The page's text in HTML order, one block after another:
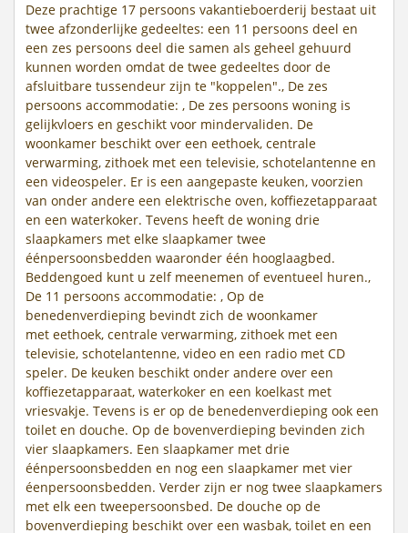
Deze prachtige 17 persoons vakantieboerderij bestaat uit
twee afzonderlijke gedeeltes: een 11 persoons deel en
een zes persoons deel die samen als geheel gehuurd
kunnen worden omdat de twee gedeeltes door de
afsluitbare tussendeur zijn te "koppelen"., De zes
persoons accommodatie: , De zes persoons woning is
gelijkvloers en geschikt voor mindervaliden. De
woonkamer beschikt over een eethoek, centrale
verwarming, zithoek met een televisie, schotelantenne en
een videospeler. Er is een aangepaste keuken, voorzien
van onder andere een elektrische oven, koffiezetapparaat
en een waterkoker. Tevens heeft de woning drie
slaapkamers met elke slaapkamer twee
éénpersoonsbedden waaronder één hooglaagbed.
Beddengoed kunt u zelf meenemen of eventueel huren.,
De 11 persoons accommodatie: , Op de
benedenverdieping bevindt zich de woonkamer
met eethoek, centrale verwarming, zithoek met een
televisie, schotelantenne, video en een radio met CD
speler. De keuken beschikt onder andere over een
koffiezetapparaat, waterkoker en een koelkast met
vriesvakje. Tevens is er op de benedenverdieping ook een
toilet en douche. Op de bovenverdieping bevinden zich
vier slaapkamers. Een slaapkamer met drie
éénpersoonsbedden en nog een slaapkamer met vier
éenpersoonsbedden. Verder zijn er nog twee slaapkamers
met elk een tweepersoonsbed. De douche op de
bovenverdieping beschikt over een wasbak, toilet en een